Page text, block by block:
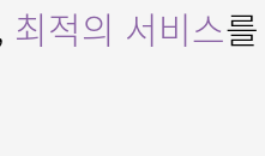
최적의 서비스